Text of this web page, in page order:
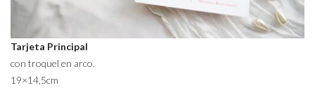
Tarjeta Principal
con troquel en arco.
19×14,5cm